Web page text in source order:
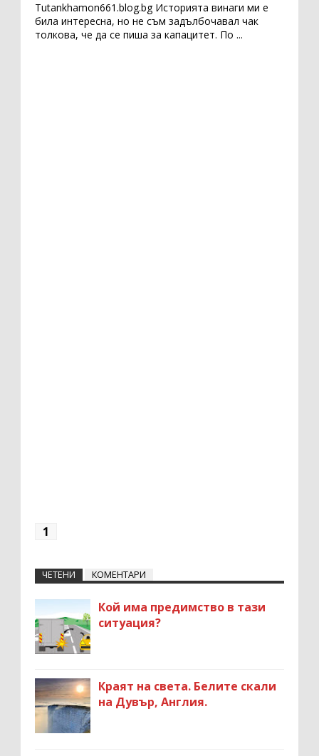
Tutankhamon661.blog.bg Историята винаги ми е
била интересна, но не съм задълбочавал чак
толкова, че да се пиша за капацитет. По ...
1
ЧЕТЕНИ КОМЕНТАРИ
Кой има предимство в тази
ситуация?
Краят на света. Белите скали
на Дувър, Англия.